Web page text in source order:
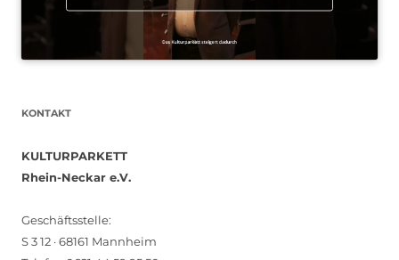
KONTAKT
KULTURPARKETT
Rhein-Neckar e.V.
Geschäftsstelle:
S 3 12 · 68161 Mannheim